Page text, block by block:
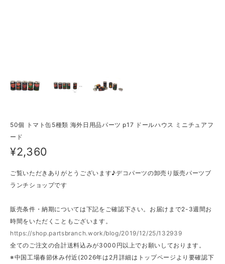
50個 トマト缶5種類 海外日用品パーツ p17 ドールハウス ミニチュアフ
ード
¥2,360
ご覧いただきありがとうございます♪デコパーツの卸売り販売パーツブ
ランチショップです
販売条件・納期については下記をご確認下さい。お届けまで2-3週間お
時間をいただくこともございます。
https://shop.partsbranch.work/blog/2019/12/25/132939
全てのご注文の合計送料込みが3000円以上でお願いしております。
※中国工場春節休み付近(2026年は2月詳細はトップページより要確認下